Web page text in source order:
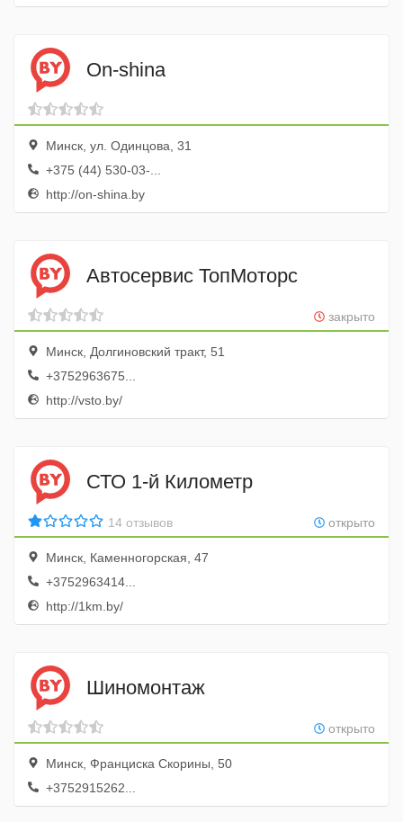
On-shina
Минск, ул. Одинцова, 31
+375 (44) 530-03-...
http://on-shina.by
Автосервис ТопМоторс
закрыто
Минск, Долгиновский тракт, 51
+3752963675...
http://vsto.by/
СТО 1-й Километр
открыто
14 отзывов
Минск, Каменногорская, 47
+3752963414...
http://1km.by/
Шиномонтаж
открыто
Минск, Франциска Скорины, 50
+3752915262...